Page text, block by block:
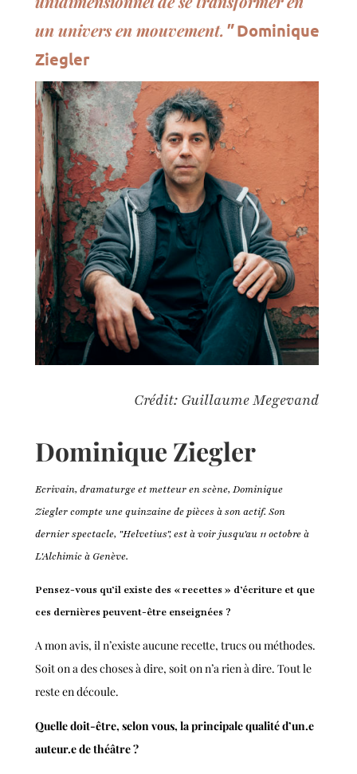
un univers en mouvement."Dominique
Ziegler
Crédit: Guillaume Megevand
Dominique Ziegler
Ecrivain, dramaturge et metteur en scène, Dominique
Ziegler compte une quinzaine de pièces à son actif. Son
dernier spectacle, "Helvetius", est à voir jusqu'au 11 octobre à
L'Alchimic à Genève.
Pensez-vous qu’il existe des « recettes » d’écriture et que
ces dernières peuvent-être enseignées ?
A mon avis, il n’existe aucune recette, trucs ou méthodes.
Soit on a des choses à dire, soit on n’a rien à dire. Tout le
reste en découle.
Quelle doit-être, selon vous, la principale qualité d’un.e
auteur.e de théâtre ?